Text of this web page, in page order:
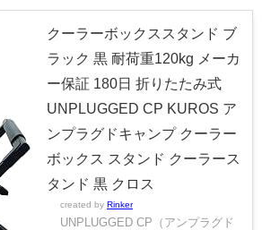
クーラーボックススタンド ブ
ラック 黒 耐荷重120kg メーカ
ー保証 180日 折りたたみ式
UNPLUGGED CP KUROS ア
ンプラグドキャンプ クーラー
ボックス スタンド クーラース
タンド 黒 クロス
created by Rinker
UNPLUGGED CP（アンプラグド